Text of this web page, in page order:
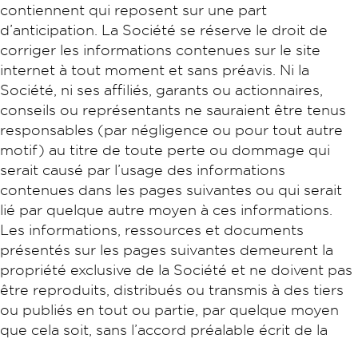
contiennent qui reposent sur une part
d’anticipation. La Société se réserve le droit de
corriger les informations contenues sur le site
internet à tout moment et sans préavis. Ni la
Société, ni ses affiliés, garants ou actionnaires,
conseils ou représentants ne sauraient être tenus
responsables (par négligence ou pour tout autre
motif) au titre de toute perte ou dommage qui
serait causé par l’usage des informations
contenues dans les pages suivantes ou qui serait
lié par quelque autre moyen à ces informations.
Les informations, ressources et documents
présentés sur les pages suivantes demeurent la
propriété exclusive de la Société et ne doivent pas
être reproduits, distribués ou transmis à des tiers
ou publiés en tout ou partie, par quelque moyen
que cela soit, sans l’accord préalable écrit de la